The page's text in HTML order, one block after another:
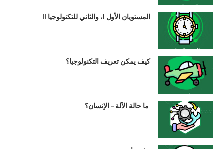
المستويان الأول I، والثاني للتكنولوجيا II
كيف يمكن تعريف التكنولوجيا؟
ما حالة الآلة – الإنسان؟